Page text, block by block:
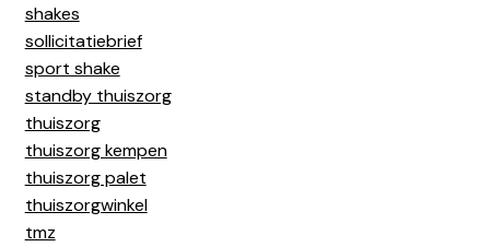
shakes
sollicitatiebrief
sport shake
standby thuiszorg
thuiszorg
thuiszorg kempen
thuiszorg palet
thuiszorgwinkel
tmz